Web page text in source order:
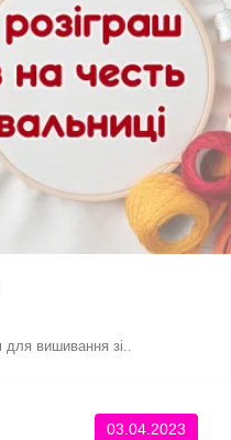
для вишивання зі..
03.04.2023